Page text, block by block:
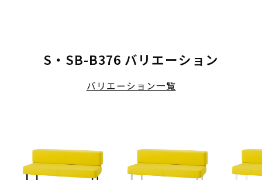
S・SB-B376 バリエーション
バリエーション一覧